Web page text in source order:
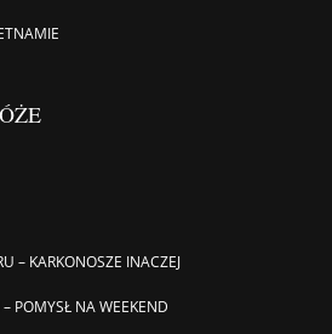
– KARKONOSZE INACZEJ
POMYSŁ NA WEEKEND